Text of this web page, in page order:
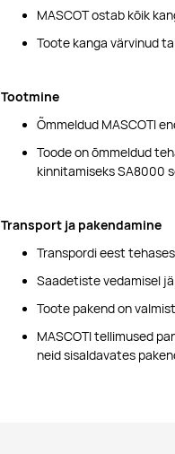
MASCOT ostab kõik
Toote kanga värvinud
Tootmine
Õmmeldud MASCOTI
Toode on õmmeldud
kinnitamiseks SA8000
Transport ja pakendamine
Transpordi eest
Saadetiste vedamisel
Toote pakend on
MASCOTI tellimused
neid sisaldavates